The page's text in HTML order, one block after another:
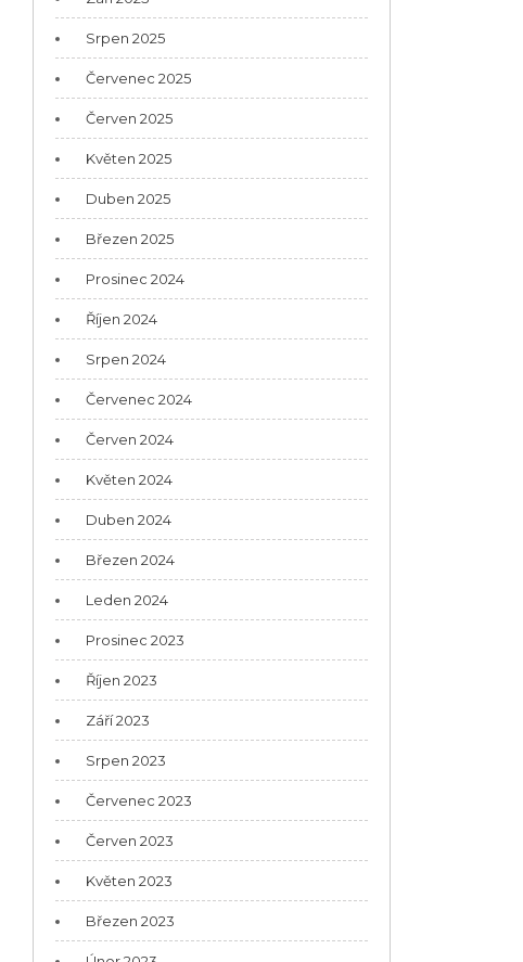
Srpen 2025
Červenec 2025
Červen 2025
Květen 2025
Duben 2025
Březen 2025
Prosinec 2024
Říjen 2024
Srpen 2024
Červenec 2024
Červen 2024
Květen 2024
Duben 2024
Březen 2024
Leden 2024
Prosinec 2023
Říjen 2023
Září 2023
Srpen 2023
Červenec 2023
Červen 2023
Květen 2023
Březen 2023